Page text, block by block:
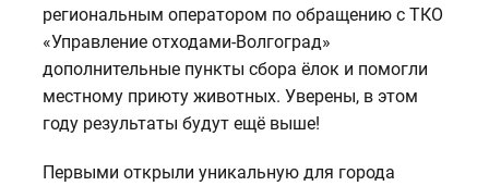
региональным оператором по обращению с ТКО
«Управление отходами-Волгоград»
дополнительные пункты сбора ёлок и помогли
местному приюту животных. Уверены, в этом
году результаты будут ещё выше!
Первыми открыли уникальную для города